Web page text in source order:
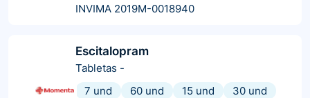
INVIMA 2019M-0018940
Escitalopram
Tabletas -
7 und
60 und 15 und
30 und